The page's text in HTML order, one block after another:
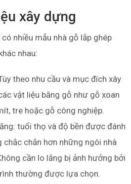
xây dựng
nhiều mẫu nhà gỗ lắp ghép
nhau:
theo nhu cầu và mục đích xây
vật liệu bằng gỗ như gỗ xoan
tre hoặc gỗ công nghiệp.
tuổi thọ và độ bền được đánh
chắc chắn hơn những ngôi nhà
cần lo lắng bị ảnh hưởng bởi
thường được lựa chọn.